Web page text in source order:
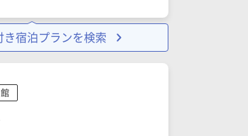
き宿泊プランを検索